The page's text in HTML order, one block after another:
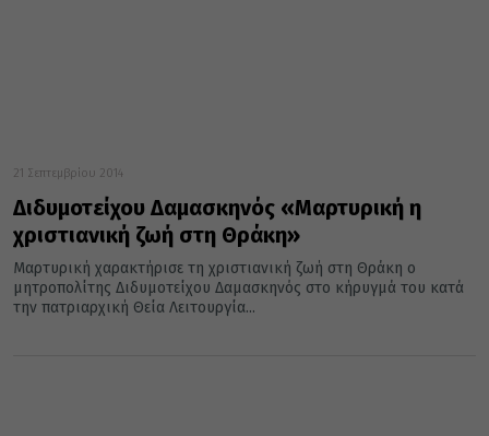
21 Σεπτεμβρίου 2014
Διδυμοτείχου Δαμασκηνός «Μαρτυρική η
χριστιανική ζωή στη Θράκη»
Μαρτυρική χαρακτήρισε τη χριστιανική ζωή στη Θράκη ο
μητροπολίτης Διδυμοτείχου Δαμασκηνός στο κήρυγμά του κατά
την πατριαρχική Θεία Λειτουργία...